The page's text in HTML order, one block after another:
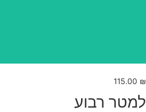
115.00
רבוע